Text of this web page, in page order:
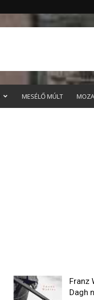
MESÉLŐ MÚLT
Franz
Dagh